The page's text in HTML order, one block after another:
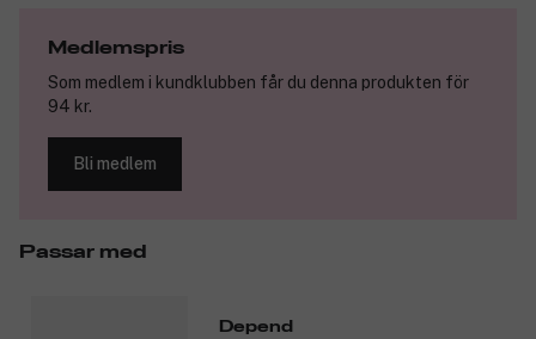
Medlemspris
Som medlem i kundklubben får du denna produkten för
94 kr.
Bli medlem
Passar med
Depend